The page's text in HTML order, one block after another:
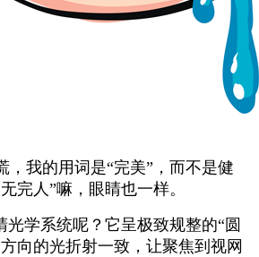
，我的用词是“完美”，而不是健
完人”嘛，眼睛也一样。
光学系统呢？它呈极致规整的“圆
向的光折射一致，让聚焦到视网